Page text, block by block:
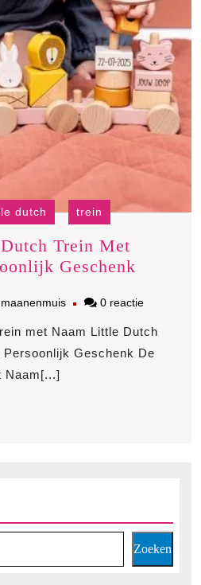
dutch trein
Trein Met
Geschenk
Dutch
Trein
Met
maanenmuismaanenmuis
0 reactie
met Naam Little Dutch
Geschenk De
Naam[...]
Zoeken